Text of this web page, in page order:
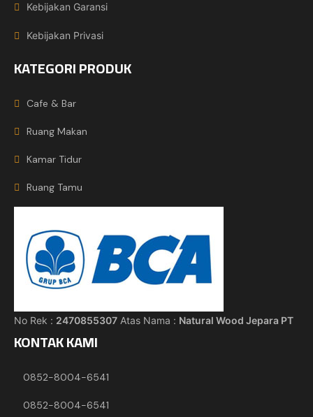
Kebijakan Garansi
Kebijakan Privasi
KATEGORI PRODUK
Cafe & Bar
Ruang Makan
Kamar Tidur
Ruang Tamu
No Rek : 2470855307 Atas Nama : Natural Wood Jepara PT
KONTAK KAMI
0852-8004-6541
0852-8004-6541